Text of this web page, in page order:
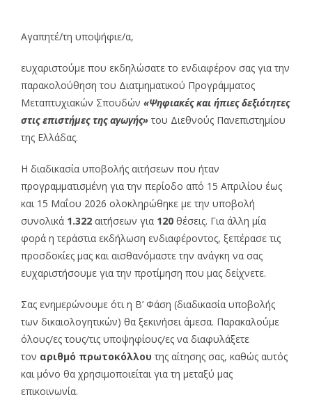
Αγαπητέ/τη υποψήφιε/α,
ευχαριστούμε που εκδηλώσατε το ενδιαφέρον σας για την
παρακολούθηση του Διατμηματικού Προγράμματος
Μεταπτυχιακών Σπουδών «Ψηφιακές και ήπιες δεξιότητες
στις επιστήμες της αγωγής» του Διεθνούς Πανεπιστημίου
της Ελλάδας.
Η διαδικασία υποβολής αιτήσεων που ήταν
προγραμματισμένη για την περίοδο από 15 Απριλίου έως
και 15 Μαΐου 2026 ολοκληρώθηκε με την υποβολή
συνολικά 1.322 αιτήσεων για 120 θέσεις. Για άλλη μία
φορά η τεράστια εκδήλωση ενδιαφέροντος, ξεπέρασε τις
προσδοκίες μας και αισθανόμαστε την ανάγκη να σας
ευχαριστήσουμε για την προτίμηση που μας δείχνετε.
Σας ενημερώνουμε ότι η Β’ Φάση (διαδικασία υποβολής
των δικαιολογητικών) θα ξεκινήσει άμεσα. Παρακαλούμε
όλους/ες τους/τις υποψηφίους/ες να διαφυλάξετε
τον αριθμό πρωτοκόλλου της αίτησης σας, καθώς αυτός
και μόνο θα χρησιμοποιείται για τη μεταξύ μας
επικοινωνία.